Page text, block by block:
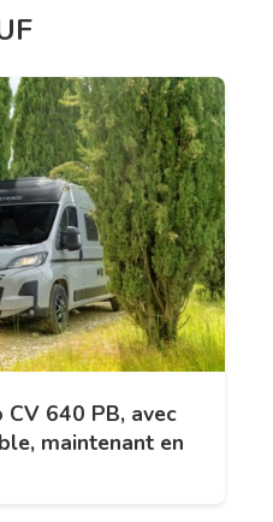
640 PB, avec
maintenant en